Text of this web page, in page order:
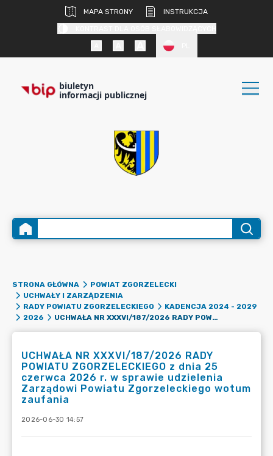
MAPA STRONY
INSTRUKCJA
biuletyn
informacji publicznej
STRONA GŁÓWNA
POWIAT ZGORZELECKI
UCHWAŁY I ZARZĄDZENIA
RADY POWIATU ZGORZELECKIEGO
KADENCJA 2024 - 2029
2026
UCHWAŁA NR XXXVI/187/2026 RADY POWIATU ZGORZELECKIEGO Z DNIA 25 CZERWCA 2026 R. W SPRAWIE UDZIELENIA ZARZĄDOWI POWIATU ZGORZELECKIEGO WOTUM ZAUFANIA
UCHWAŁA NR XXXVI/187/2026 RADY
POWIATU ZGORZELECKIEGO z dnia 25
czerwca 2026 r. w sprawie udzielenia
Zarządowi Powiatu Zgorzeleckiego wotum
zaufania
2026-06-30 14:57